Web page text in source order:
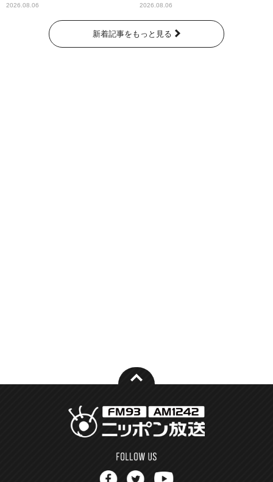
2026.08.06
では成長して」
2026.08.06
新着記事をもっと見る